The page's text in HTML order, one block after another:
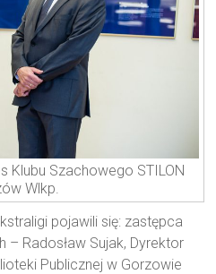
Klubu Szachowego STILON
Wlkp.
pojawili się: zastępca
– Radosław Sujak, Dyrektor
Publicznej w Gorzowie